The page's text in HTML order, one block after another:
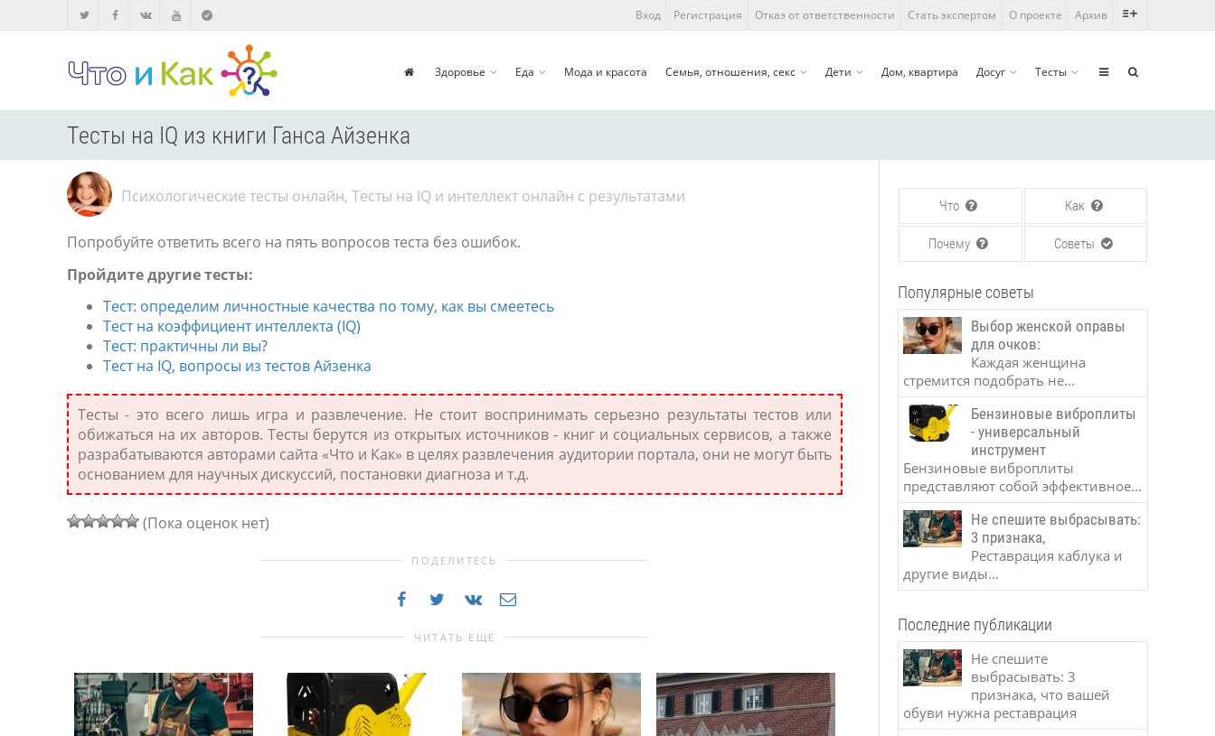
Вход Регистрация Отказ от ответственности Стать экспертом О проекте Архив
Здоровье Еда Мода и красота Семья, отношения, секс Дети Дом, квартира Досуг Тесты
Тесты на IQ из книги Ганса Айзенка
Психологические тесты онлайн, Тесты на IQ и интеллект онлайн с результатами
Попробуйте ответить всего на пять вопросов теста без ошибок.
Пройдите другие тесты:
Тест: определим личностные качества по тому, как вы смеетесь
Тест на коэффициент интеллекта (IQ)
Тест: практичны ли вы?
Тест на IQ, вопросы из тестов Айзенка
Тесты - это всего лишь игра и развлечение. Не стоит воспринимать серьезно результаты тестов или
обижаться на их авторов. Тесты берутся из открытых источников - книг и социальных сервисов, а также
разрабатываются авторами сайта «Что и Как» в целях развлечения аудитории портала, они не могут быть
основанием для научных дискуссий, постановки диагноза и т.д.
(Пока оценок нет)
ПОДЕЛИТЕСЬ
ЧИТАТЬ ЕЩЕ
Что Как
Почему Советы
Популярные советы
Выбор женской оправы
для очков:
Каждая женщина
стремится подобрать не...
Бензиновые виброплиты
- универсальный
инструмент
Бензиновые виброплиты
представляют собой эффективное...
Не спешите выбрасывать:
3 признака,
Реставрация каблука и
другие виды...
Последние публикации
Не спешите
выбрасывать: 3
признака, что вашей
обуви нужна реставрация